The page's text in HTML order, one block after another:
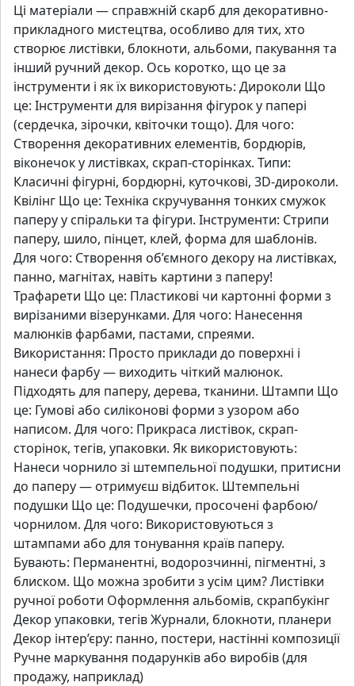
Ці матеріали — справжній скарб для декоративно-
прикладного мистецтва, особливо для тих, хто
створює листівки, блокноти, альбоми, пакування та
інший ручний декор. Ось коротко, що це за
інструменти і як їх використовують: Дироколи Що
це: Інструменти для вирізання фігурок у папері
(сердечка, зірочки, квіточки тощо). Для чого:
Створення декоративних елементів, бордюрів,
віконечок у листівках, скрап-сторінках. Типи:
Класичні фігурні, бордюрні, куточкові, 3D-дироколи.
Квілінг Що це: Техніка скручування тонких смужок
паперу у спіральки та фігури. Інструменти: Стрипи
паперу, шило, пінцет, клей, форма для шаблонів.
Для чого: Створення об’ємного декору на листівках,
панно, магнітах, навіть картини з паперу!
Трафарети Що це: Пластикові чи картонні форми з
вирізаними візерунками. Для чого: Нанесення
малюнків фарбами, пастами, спреями.
Використання: Просто приклади до поверхні і
нанеси фарбу — виходить чіткий малюнок.
Підходять для паперу, дерева, тканини. Штампи Що
це: Гумові або силіконові форми з узором або
написом. Для чого: Прикраса листівок, скрап-
сторінок, тегів, упаковки. Як використовують:
Нанеси чорнило зі штемпельної подушки, притисни
до паперу — отримуєш відбиток. Штемпельні
подушки Що це: Подушечки, просочені фарбою/
чорнилом. Для чого: Використовуються з
штампами або для тонування країв паперу.
Бувають: Перманентні, водорозчинні, пігментні, з
блиском. Що можна зробити з усім цим? Листівки
ручної роботи Оформлення альбомів, скрапбукінг
Декор упаковки, тегів Журнали, блокноти, планери
Декор інтер’єру: панно, постери, настінні композиції
Ручне маркування подарунків або виробів (для
продажу, наприклад)